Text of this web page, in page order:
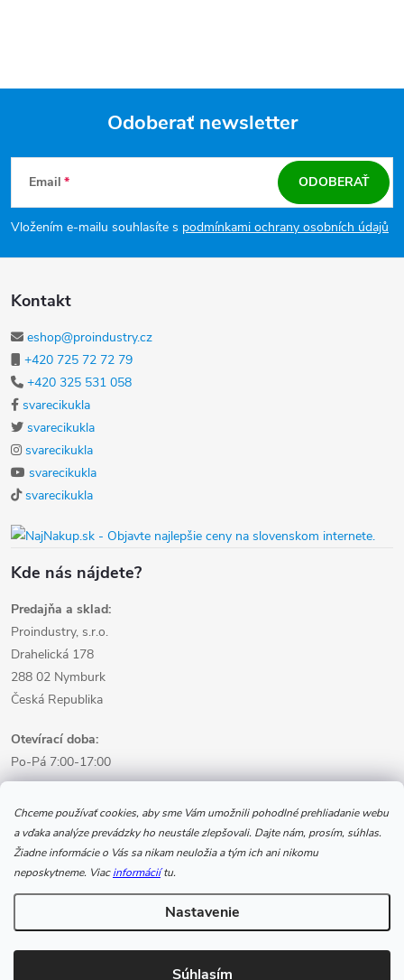
Chceme používať cookies, aby sme Vám umožnili pohodlné prehliadanie webu
a vďaka analýze prevádzky ho neustále zlepšovali. Dajte nám, prosím, súhlas.
Žiadne informácie o Vás sa nikam neuložia a tým ich ani nikomu
neposkytneme. Viacinformáciítu.
Nastavenie
Súhlasím
Zápätie
Odoberať newsletter
Email
Vložením e-mailu souhlasíte s podmínkami ochrany osobních údajů
ODOBERAŤ
Kontakt
eshop@proindustry.cz
+420 725 72 72 79
+420 325 531 058
svarecikukla
svarecikukla
svarecikukla
svarecikukla
svarecikukla
Kde nás nájdete?
Predajňa a sklad:
Proindustry, s.r.o.
Drahelická 178
288 02 Nymburk
Česká Republika
Otevírací doba:
Po-Pá 7:00-17:00
Informácie pre nákup
Informácie pre Vás
Copyright 2026www.svarecikukla.cz | zváracia technika a vybavenie
zvárača. Všetky práva vyhradené.